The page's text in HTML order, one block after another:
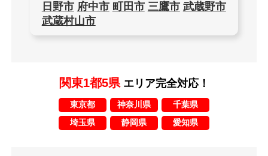
日野市 府中市 町田市 三鷹市 武蔵野市
武蔵村山市
関東1都5県 エリア完全対応！
東京都 神奈川県
千葉県
埼玉県
静岡県 愛知県